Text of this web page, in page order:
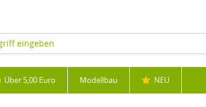
Über 5,00 Euro Modellbau NEU